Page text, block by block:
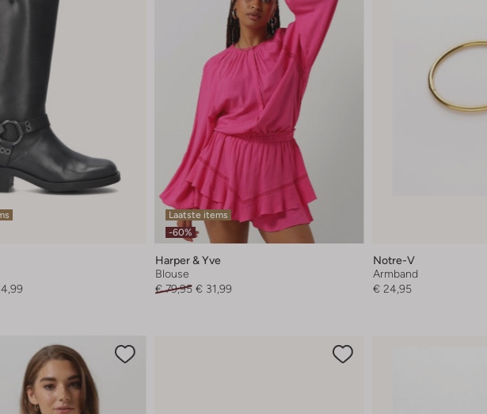
Laatste items
-60%
Harper & Yve
Blouse
€ 79,95 € 31,99
Notre-V
Armband
€ 24,95